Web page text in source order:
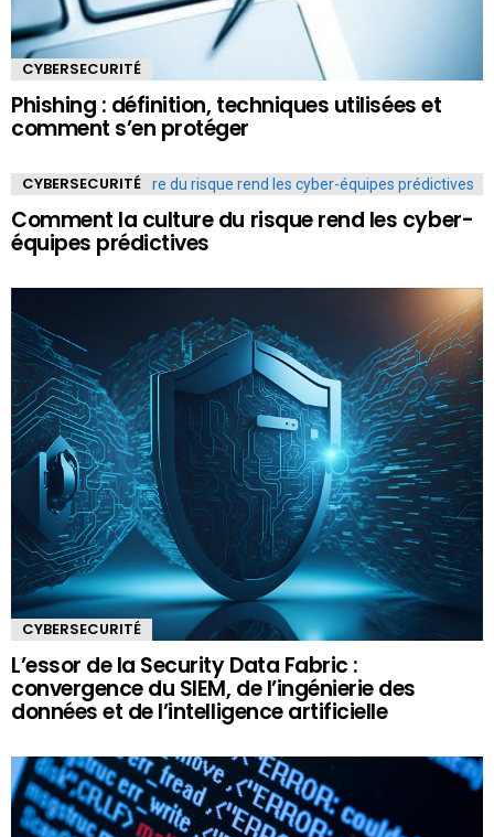
CYBERSECURITÉ
Phishing : définition, techniques utilisées et
comment s’en protéger
CYBERSECURITÉ
Comment la culture du risque rend les cyber-
équipes prédictives
CYBERSECURITÉ
L’essor de la Security Data Fabric :
convergence du SIEM, de l’ingénierie des
données et de l’intelligence artificielle